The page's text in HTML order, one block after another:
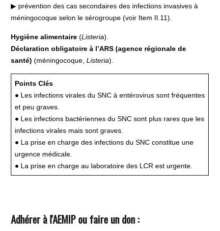
▶ prévention des cas secondaires des infections invasives à
méningocoque selon le sérogroupe (voir Item II.11).
Hygiène alimentaire(Listeria).
Déclaration obligatoire à l’ARS (agence régionale de
santé) (méningocoque,Listeria).
Points Clés
● Les infections virales du SNC à entérovirus sont fréquentes
et peu graves.
● Les infections bactériennes du SNC sont plus rares que les
infections virales mais sont graves.
● La prise en charge des infections du SNC constitue une
urgence médicale.
● La prise en charge au laboratoire des LCR est urgente.
Adhérer à l'AEMIP ou faire un don :